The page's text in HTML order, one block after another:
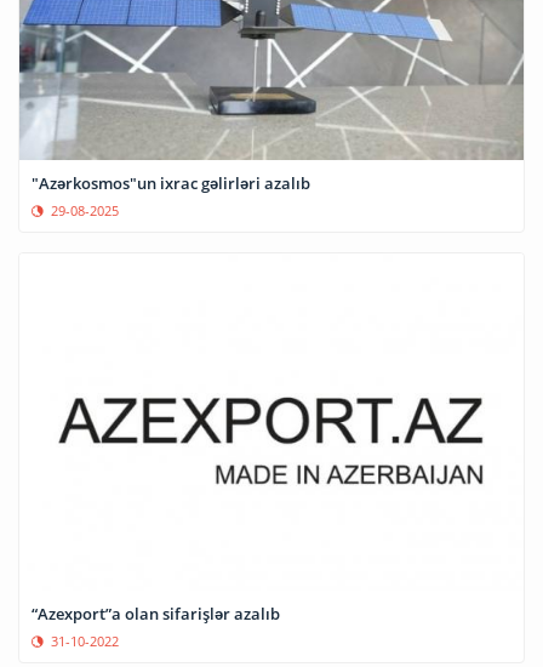
"Azərkosmos"un ixrac gəlirləri azalıb
29-08-2025
“Azexport”a olan sifarişlər azalıb
31-10-2022